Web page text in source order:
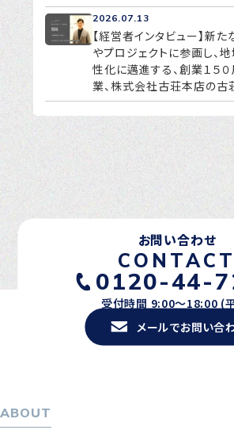
2026.07.13
【経営者インタビュー】新
やプロジェクトに参画し、
性化に邁進する、創業１５
業、株式会社古荘本店の古
お問い合わせ
CONTACT
0120-44-
受付時間 9:00〜18:00 (
メールでお問い合
ABOUT